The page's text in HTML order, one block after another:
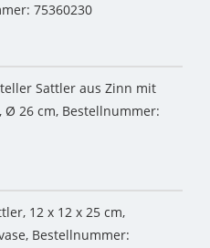
75360230
Sattler aus Zinn mit
26 cm, Bestellnummer:
12 x 12 x 25 cm,
Bestellnummer: